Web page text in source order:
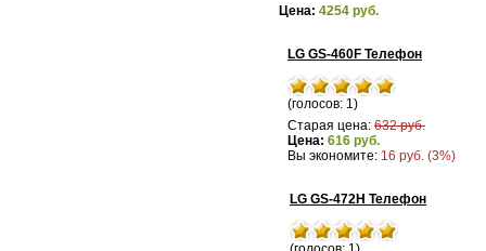
Цена: 4254 руб.
LG GS-460F Телефон
(голосов: 1)
Старая цена: 632 руб.
Цена: 616 руб.
Вы экономите: 16 руб. (3%)
LG GS-472H Телефон